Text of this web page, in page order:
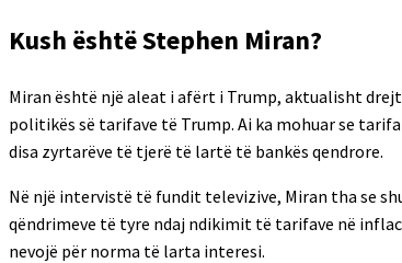
Kush është Stephen Miran?
Miran është një aleat i afërt i Trump, aktualisht
politikës së tarifave të Trump. Ai ka mohuar se
disa zyrtarëve të tjerë të lartë të bankës qendrore.
Në një intervistë të fundit televizive, Miran tha se
qëndrimeve të tyre ndaj ndikimit të tarifave në
nevojë për norma të larta interesi.